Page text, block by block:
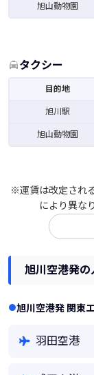
旭山動物園
タクシー
目的地
旭川駅
旭山動物園
※運賃は改定され
により異な
旭川空港発の
旭川空港発 関東
羽田空港